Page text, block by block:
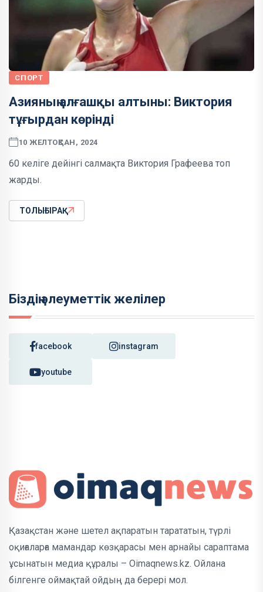
СПОРТ
Азияның алғашқы алтыны: Виктория
тұғырдан көрінді
10 ЖЕЛТОҚСАН, 2024
60 келіге дейінгі салмақта Виктория Графеева топ
жарды.
ТОЛЫҒЫРАҚ
Біздің әлеуметтік желілер
facebook instagram
youtube
Қазақстан және шетел ақпаратын тарататын, түрлі
оқиғаларға мамандар көзқарасы мен арнайы сараптама
ұсынатын медиа құралы – Oimaqnews.kz. Ойлана
білгенге оймақтай ойдың да берері мол.